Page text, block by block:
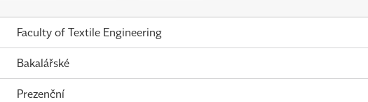
Faculty of Textile Engineering
Bakalářské
Prezenční